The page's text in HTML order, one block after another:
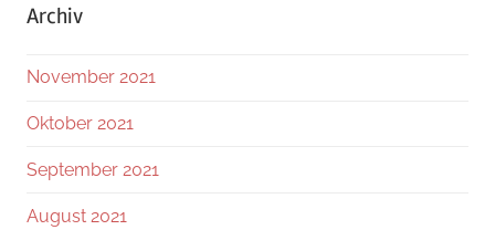
Archiv
November 2021
Oktober 2021
September 2021
August 2021